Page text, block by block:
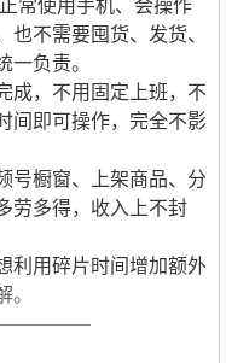
常使用手机、会操作
不需要囤货、发货、
一负责。
成，不用固定上班，不
间即可操作，完全不影
号橱窗、上架商品、分
劳多得，收入上不封
利用碎片时间增加额外
。